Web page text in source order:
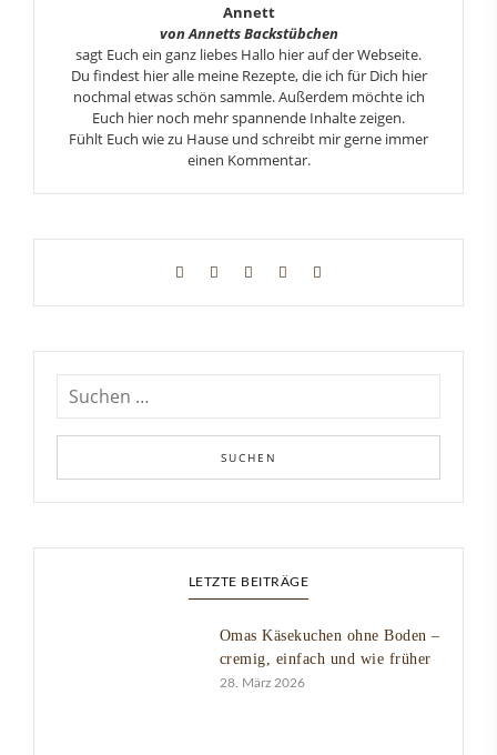
Annett
von Annetts Backstübchen
sagt Euch ein ganz liebes Hallo hier auf der Webseite.
Du findest hier alle meine Rezepte, die ich für Dich hier
nochmal etwas schön sammle. Außerdem möchte ich
Euch hier noch mehr spannende Inhalte zeigen.
Fühlt Euch wie zu Hause und schreibt mir gerne immer
einen Kommentar.
LETZTE BEITRÄGE
Omas Käsekuchen ohne Boden –
cremig, einfach und wie früher
28. März 2026